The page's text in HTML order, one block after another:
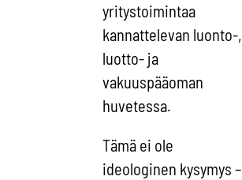
yritystoimintaa
kannattelevan luonto-,
luotto- ja
vakuuspääoman
huvetessa.
Tämä ei ole
ideologinen kysymys –